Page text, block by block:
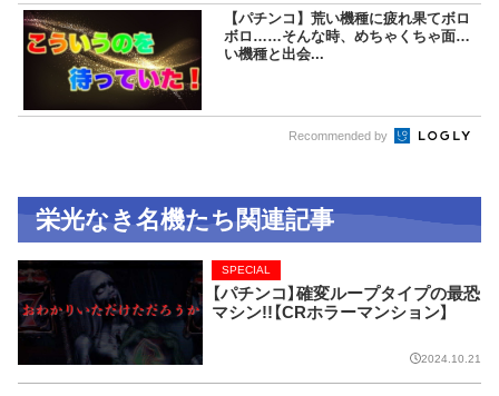
【パチンコ】荒い機種に疲れ果てボロ
ボロ……そんな時、めちゃくちゃ面白
い機種と出会...
Recommended by
栄光なき名機たち関連記事
【パチンコ】確変ループタイプの最恐
マシン!!【CRホラーマンション】
SPECIAL
2024.10.21